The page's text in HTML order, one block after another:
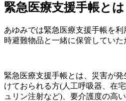
緊急医療支援手帳とは
あゆみでは緊急医療支援手帳を
時避難物品と一緒に保管していた
緊急医療支援手帳とは、災害が
けておられる方(人工呼吸器、在
ュリン注射など)、要介護度の高